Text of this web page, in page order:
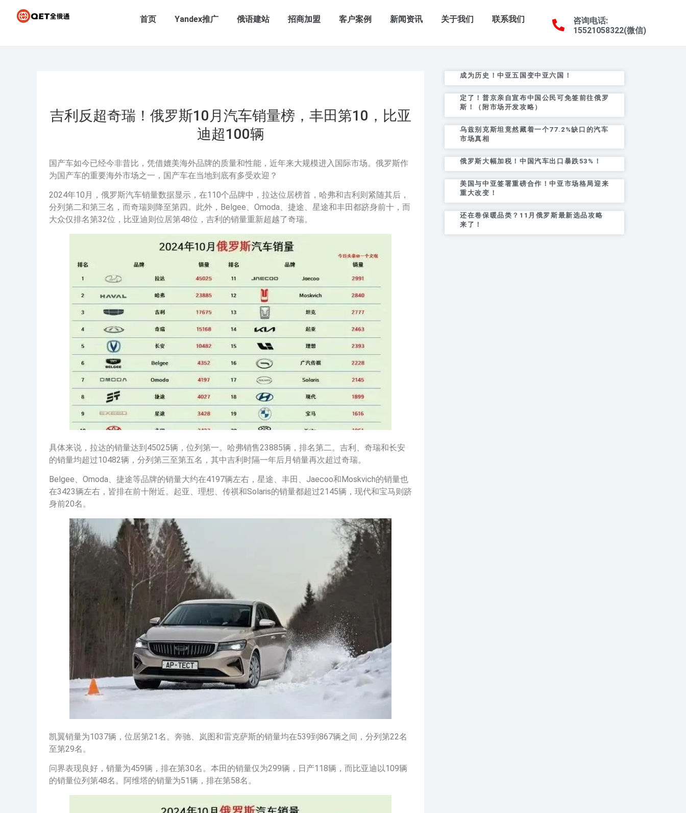
首页 Yandex推广 俄语建站 招商加盟 客户案例 新闻资讯 关于我们 联系我们
咨询电话:
15521058322(微信)
吉利反超奇瑞！俄罗斯10月汽车销量榜，丰田第10，比亚
迪超100辆
国产车如今已经今非昔比，凭借媲美海外品牌的质量和性能，近年来大规模进入国际市场。俄罗斯作
为国产车的重要海外市场之一，国产车在当地到底有多受欢迎？
2024年10月，俄罗斯汽车销量数据显示，在110个品牌中，拉达位居榜首，哈弗和吉利则紧随其后，
分列第二和第三名，而奇瑞则降至第四。此外，Belgee、Omoda、捷途、星途和丰田都跻身前十，而
大众仅排名第32位，比亚迪则位居第48位，吉利的销量重新超越了奇瑞。
具体来说，拉达的销量达到45025辆，位列第一。哈弗销售23885辆，排名第二。吉利、奇瑞和长安
的销量均超过10482辆，分列第三至第五名，其中吉利时隔一年后月销量再次超过奇瑞。
Belgee、Omoda、捷途等品牌的销量大约在4197辆左右，星途、丰田、Jaecoo和Moskvich的销量也
在3423辆左右，皆排在前十附近。起亚、理想、传祺和Solaris的销量都超过2145辆，现代和宝马则跻
身前20名。
凯翼销量为1037辆，位居第21名。奔驰、岚图和雷克萨斯的销量均在539到867辆之间，分列第22名
至第29名。
问界表现良好，销量为459辆，排在第30名。本田的销量仅为299辆，日产118辆，而比亚迪以109辆
的销量位列第48名。阿维塔的销量为51辆，排在第58名。
成为历史！中亚五国变中亚六国！
定了！普京亲自宣布中国公民可免签前往俄罗
斯！（附市场开发攻略）
乌兹别克斯坦竟然藏着一个77.2%缺口的汽车
市场真相
俄罗斯大幅加税！中国汽车出口暴跌53%！
美国与中亚签署重磅合作！中亚市场格局迎来
重大改变！
还在卷保暖品类？11月俄罗斯最新选品攻略
来了！